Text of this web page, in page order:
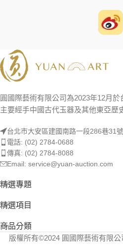
圓國際藝術有限公司為2023年12月於
主要經手中國古代玉器及其他東亞歷
台北市大安區建國南路一段286巷31
電話: (02) 2784-0688
傳真: (02) 2784-8088
Email: service@yuan-auction.com
精選專題
精選項目
商品分類
版權所有©2024 圓國際藝術有限